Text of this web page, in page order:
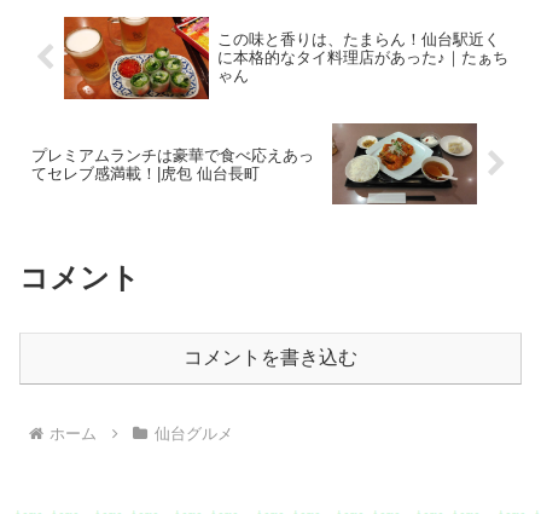
この味と香りは、たまらん！仙台駅近く
に本格的なタイ料理店があった♪｜たぁち
ゃん
プレミアムランチは豪華で食べ応えあっ
てセレブ感満載！|虎包 仙台長町
コメント
コメントを書き込む
ホーム 仙台グルメ